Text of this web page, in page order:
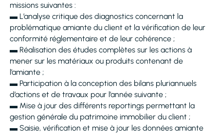
missions suivantes :
▬ L’analyse critique des diagnostics concernant la
problématique amiante du client et la vérification de leur
conformité réglementaire et de leur cohérence ;
▬ Réalisation des études complètes sur les actions à
mener sur les matériaux ou produits contenant de
l’amiante ;
▬ Participation à la conception des bilans pluriannuels
d’actions et de travaux pour l’année suivante ;
▬ Mise à jour des différents reportings permettant la
gestion générale du patrimoine immobilier du client ;
▬ Saisie, vérification et mise à jour les données amiante